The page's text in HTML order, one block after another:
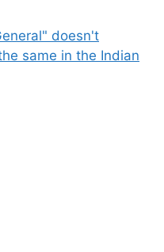
doesn't
same in the Indian